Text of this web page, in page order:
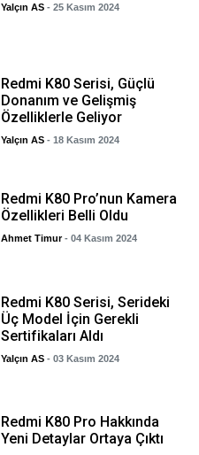
Yalçın AS - 25 Kasım 2024
Redmi K80 Serisi, Güçlü
Donanım ve Gelişmiş
Özelliklerle Geliyor
Yalçın AS - 18 Kasım 2024
Redmi K80 Pro’nun Kamera
Özellikleri Belli Oldu
Ahmet Timur - 04 Kasım 2024
Redmi K80 Serisi, Serideki
Üç Model İçin Gerekli
Sertifikaları Aldı
Yalçın AS - 03 Kasım 2024
Redmi K80 Pro Hakkında
Yeni Detaylar Ortaya Çıktı